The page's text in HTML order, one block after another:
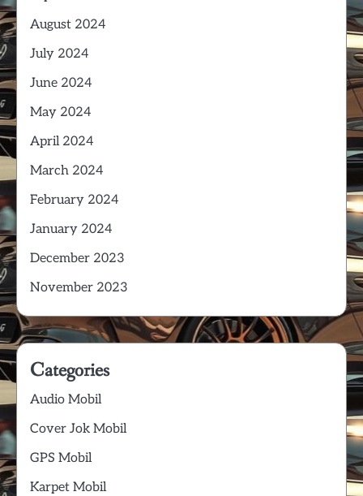
August 2024
July 2024
June 2024
May 2024
April 2024
March 2024
February 2024
January 2024
December 2023
November 2023
Categories
Audio Mobil
Cover Jok Mobil
GPS Mobil
Karpet Mobil